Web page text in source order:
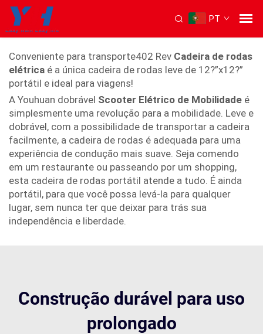
PT
Cadeira de rodas leve dobrável
Conveniente para transporte402 Rev Cadeira de rodas
elétrica é a única cadeira de rodas leve de 12?”x12?”
portátil e ideal para viagens!
A Youhuan dobrável Scooter Elétrico de Mobilidade é
simplesmente uma revolução para a mobilidade. Leve e
dobrável, com a possibilidade de transportar a cadeira
facilmente, a cadeira de rodas é adequada para uma
experiência de condução mais suave. Seja comendo
em um restaurante ou passeando por um shopping,
esta cadeira de rodas portátil atende a tudo. É ainda
portátil, para que você possa levá-la para qualquer
lugar, sem nunca ter que deixar para trás sua
independência e liberdade.
Construção durável para uso
prolongado